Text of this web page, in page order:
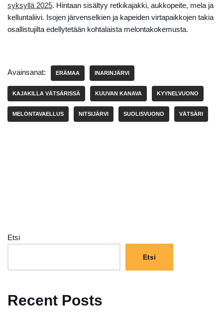
syksyllä 2025. Hintaan sisältyy retkikajakki, aukkopeite, mela ja
kelluntaliivi. Isojen järvenselkien ja kapeiden virtapaikkojen takia
osallistujilta edellytetään kohtalaista melontakokemusta.
Avainsanat: ERÄMAA INARINJÄRVI
KAJAKILLA VÄTSÄRISSÄ KUUVAN KANAVA KYYNELVUONO
MELONTAVAELLUS NITSIJÄRVI SUOLISVUONO VÄTSÄRI
Etsi
Etsi
Recent Posts